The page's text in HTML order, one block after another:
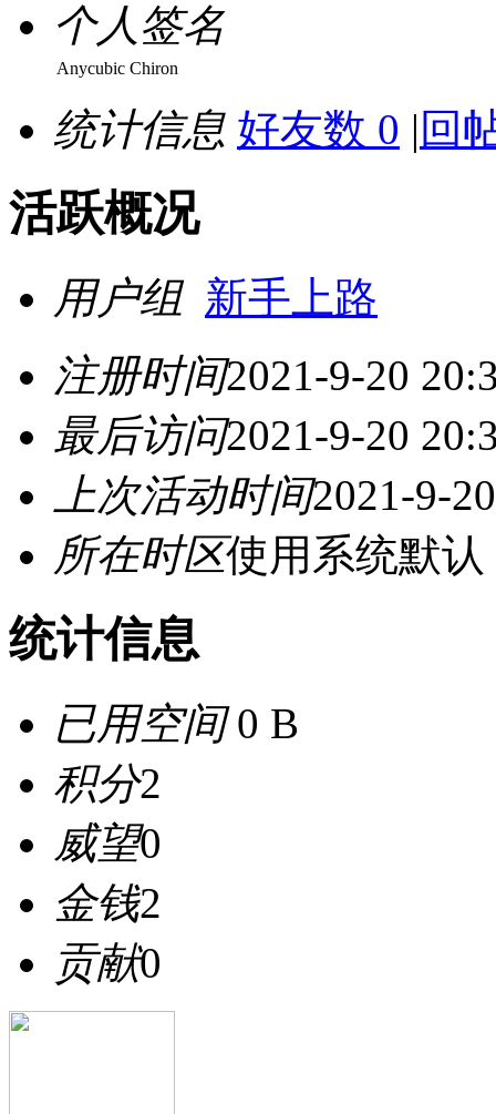
个人签名
Anycubic Chiron
统计信息 好友数 0 | 回
活跃概况
用户组 新手上路
注册时间2021-9-20
最后访问2021-9-20
上次活动时间2021-9-
所在时区使用系统默认
统计信息
已用空间0 B
积分2
威望0
金钱2
贡献0